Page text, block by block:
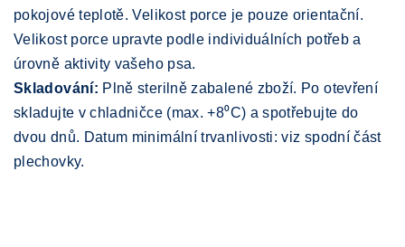
pokojové teplotě. Velikost porce je pouze orientační.
Velikost porce upravte podle individuálních potřeb a
úrovně aktivity vašeho psa.
Skladování: Plně sterilně zabalené zboží. Po otevření
skladujte v chladničce (max. +8⁰C) a spotřebujte do
dvou dnů. Datum minimální trvanlivosti: viz spodní část
plechovky.